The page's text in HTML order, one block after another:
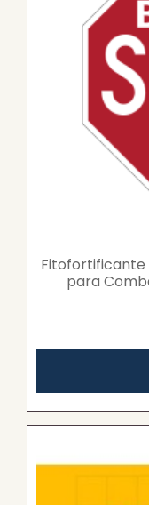
Fitofortificante
para